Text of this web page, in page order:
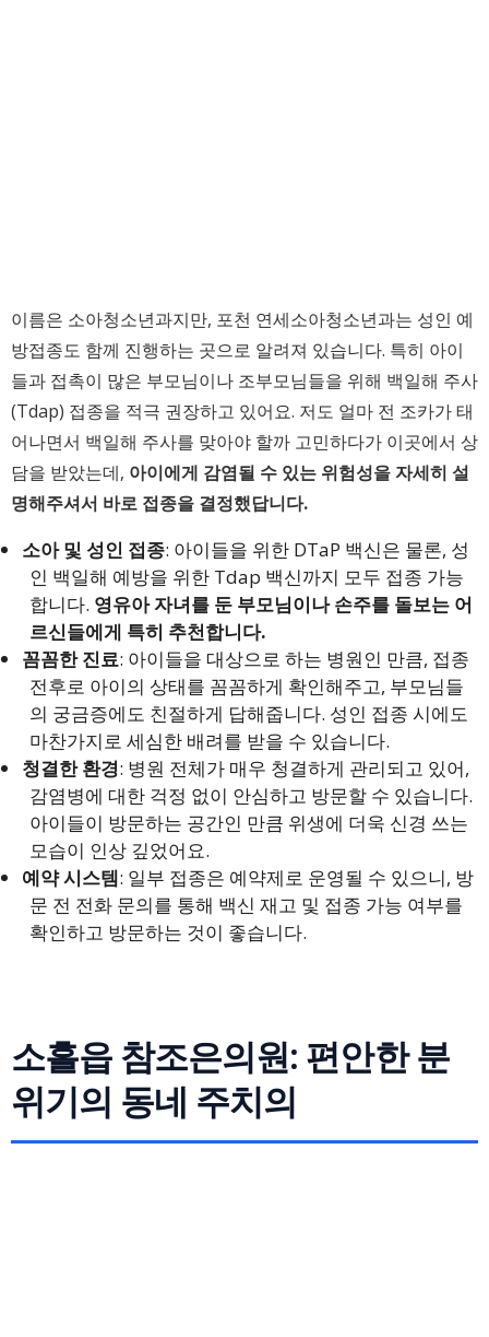
이름은 소아청소년과지만, 포천 연세소아청소년과는 성인 예
방접종도 함께 진행하는 곳으로 알려져 있습니다. 특히 아이
들과 접촉이 많은 부모님이나 조부모님들을 위해 백일해 주사
(Tdap) 접종을 적극 권장하고 있어요. 저도 얼마 전 조카가 태
어나면서 백일해 주사를 맞아야 할까 고민하다가 이곳에서 상
담을 받았는데, 아이에게 감염될 수 있는 위험성을 자세히 설
명해주셔서 바로 접종을 결정했답니다.
소아 및 성인 접종: 아이들을 위한 DTaP 백신은 물론, 성
인 백일해 예방을 위한 Tdap 백신까지 모두 접종 가능
합니다. 영유아 자녀를 둔 부모님이나 손주를 돌보는 어
르신들에게 특히 추천합니다.
꼼꼼한 진료: 아이들을 대상으로 하는 병원인 만큼, 접종
전후로 아이의 상태를 꼼꼼하게 확인해주고, 부모님들
의 궁금증에도 친절하게 답해줍니다. 성인 접종 시에도
마찬가지로 세심한 배려를 받을 수 있습니다.
청결한 환경: 병원 전체가 매우 청결하게 관리되고 있어,
감염병에 대한 걱정 없이 안심하고 방문할 수 있습니다.
아이들이 방문하는 공간인 만큼 위생에 더욱 신경 쓰는
모습이 인상 깊었어요.
예약 시스템: 일부 접종은 예약제로 운영될 수 있으니, 방
문 전 전화 문의를 통해 백신 재고 및 접종 가능 여부를
확인하고 방문하는 것이 좋습니다.
소흘읍 참조은의원: 편안한 분
위기의 동네 주치의